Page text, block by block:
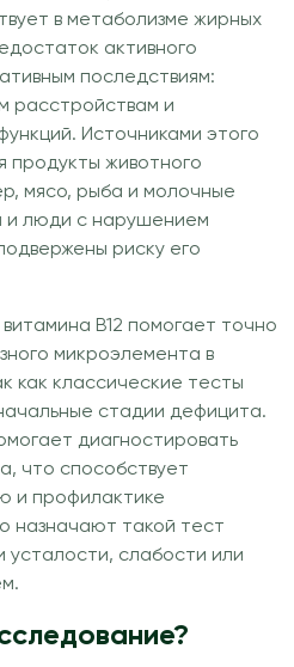
в метаболизме жирных
активного
последствиям:
расстройствам и
Источниками этого
продукты животного
мясо, рыба и молочные
и люди с нарушением
риску его
В12 помогает точно
микроэлемента в
как классические тесты
стадии дефицита.
диагностировать
что способствует
и профилактике
назначают такой тест
слабости или